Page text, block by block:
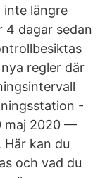
inte längre
dagar sedan
regler där
-
maj 2020 —
kan du
och vad du